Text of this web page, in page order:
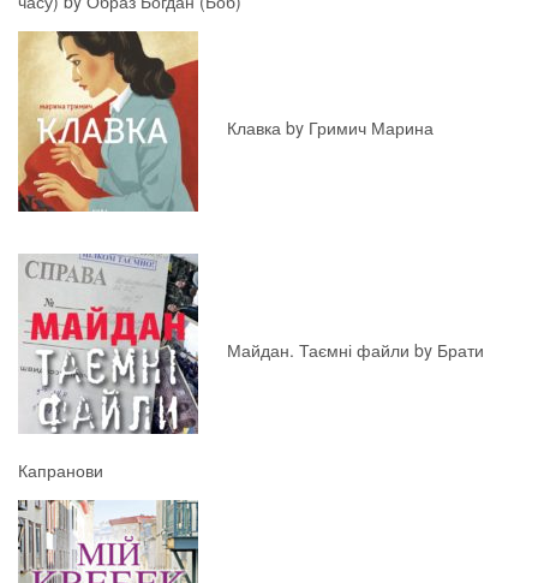
Клавка by Гримич Марина
Майдан. Таємні файли by Брати
Капранови